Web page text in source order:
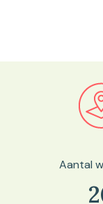
Bekijk in
Aantal